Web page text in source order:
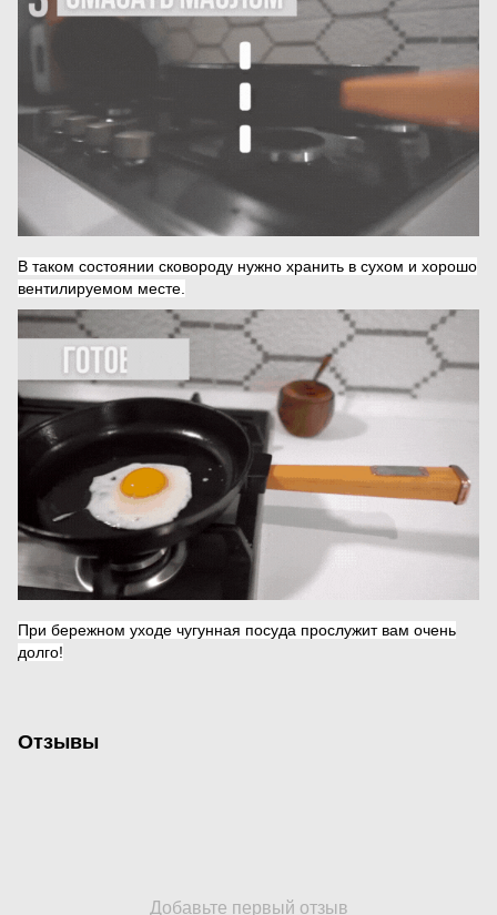
В таком состоянии сковороду нужно хранить в сухом и хорошо
вентилируемом месте.
При бережном уходе чугунная посуда прослужит вам очень
долго!
Отзывы
Добавьте первый отзыв